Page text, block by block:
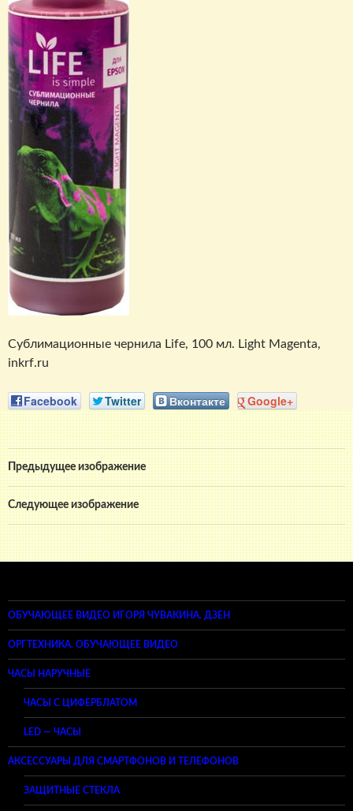
Сублимационные чернила Life, 100 мл. Light Magenta,
inkrf.ru
Facebook Twitter Вконтакте Google+
Предыдущее изображение
Следующее изображение
ОБУЧАЮЩЕЕ ВИДЕО ИГОРЯ ЧУВАКИНА. ДЗЕН
ОРГТЕХНИКА. ОБУЧАЮЩЕЕ ВИДЕО
ЧАСЫ НАРУЧНЫЕ
ЧАСЫ С ЦИФЕРБЛАТОМ
LED — ЧАСЫ
АКСЕССУАРЫ ДЛЯ СМАРТФОНОВ И ТЕЛЕФОНОВ
ЗАЩИТНЫЕ СТЕКЛА